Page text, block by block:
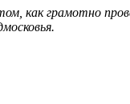
как грамотно